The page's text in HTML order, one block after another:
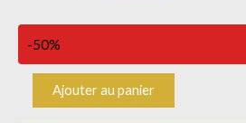
-50%
Ajouter au panier